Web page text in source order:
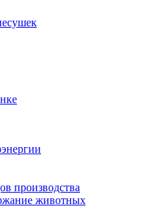
производства
животных